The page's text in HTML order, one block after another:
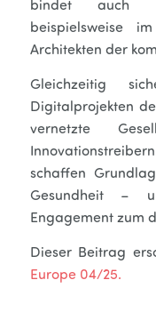
bindet auch
beispielsweise
Architekten der
Gleichzeitig
Digitalprojekten
vernetzte
schaffen
Gesundheit –
Engagement zum
Dieser Beitrag
Europe 04/25.